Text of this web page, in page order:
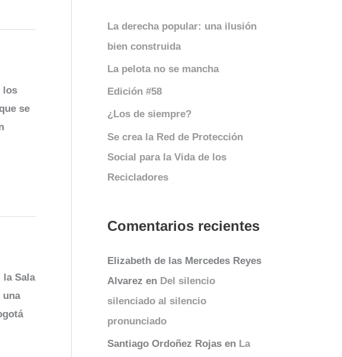
los
se
Sala
una
a
r
p
La derecha popular: una ilusión
bien construida
La pelota no se mancha
Edición #58
¿Los de siempre?
Se crea la Red de Protección
Social para la Vida de los
Recicladores
Comentarios recientes
Elizabeth de las Mercedes Reyes
Alvarez en Del silencio
silenciado al silencio
pronunciado
Santiago Ordoñez Rojas en La